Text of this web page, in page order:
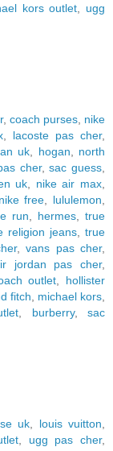
kors outlet
ugg
, coach purses, nike
lacoste pas cher,
uk hogan
north
cher,sac guess
uk nike air max
nike free lululemon
run hermes,true
religion jeans, true
,vans pas cher,
jordan pas cher,
outlet
hollister
fitch michael kors
burberry, sac
uk louis vuitton
, ugg pas cher,